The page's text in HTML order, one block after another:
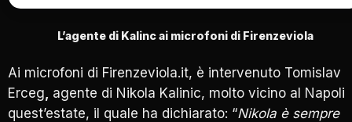
L’agente di Kalinc ai microfoni di Firenzeviola
Ai microfoni di Firenzeviola.it, è intervenuto Tomislav
Erceg agente di Nikola Kalinic, molto vicino al Napoli
quest’estate, il quale ha dichiarato: “Nikola è sempre